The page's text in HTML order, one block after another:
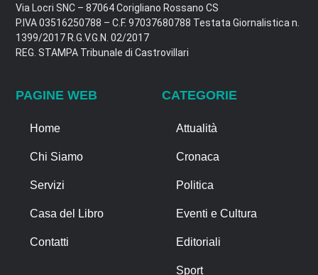
Via Locri SNC – 87064 Corigliano Rossano CS
P.IVA 03516250788 – C.F. 97037680788 Testata Giornalistica n.
1399/2017 R.G.V.G.N. 02/2017
REG. STAMPA Tribunale di Castrovillari
PAGINE WEB
Home
Chi Siamo
Servizi
Casa del Libro
Contatti
CATEGORIE
Attualità
Cronaca
Politica
Eventi e Cultura
Editoriali
Sport